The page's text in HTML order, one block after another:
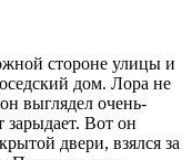
стороне улицы и
дом. Лора не
выглядел очень-
зарыдает. Вот он
двери, взялся за